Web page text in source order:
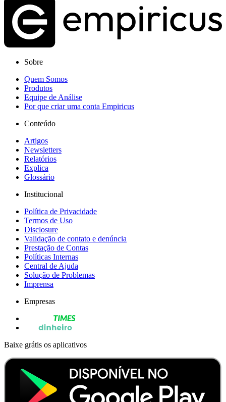
Sobre
Quem Somos
Produtos
Equipe de Análise
Por que criar uma conta Empiricus
Conteúdo
Artigos
Newsletters
Relatórios
Explica
Glossário
Institucional
Política de Privacidade
Termos de Uso
Disclosure
Validação de contato e denúncia
Prestação de Contas
Políticas Internas
Central de Ajuda
Solução de Problemas
Imprensa
Empresas
Baixe grátis os aplicativos